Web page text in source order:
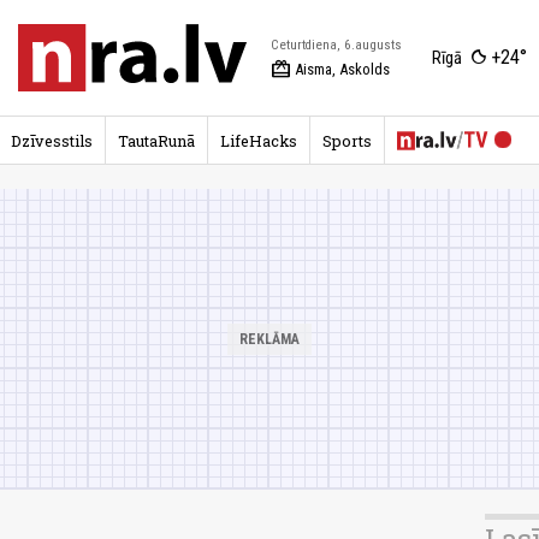
Ceturtdiena, 6.augusts
redeem Aisma, Askolds
Rīgā +24°
Dzīvesstils TautaRunā LifeHacks Sports